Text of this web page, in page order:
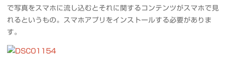
で写真をスマホに流し込むとそれに関するコンテンツがスマホで見
れるというもの。スマホアプリをインストールする必要がありま
す。